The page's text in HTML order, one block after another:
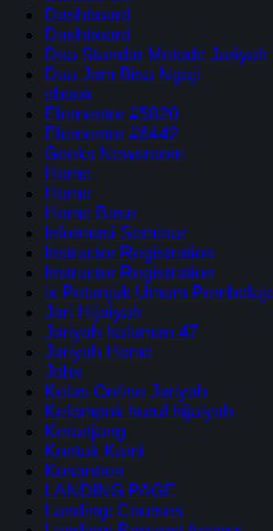
Dashboard
Dashboard
Doa Standar Metode Jariyah
Dua Jam Bisa Ngaji
ebook
Elementor #5820
Elementor #6442
Geeks Newsroom
Home
Home
Home Base
Informasi Seminar
Instructor Registration
Instructor Registration
ix Petunjuk Umum
Jari Hijaiyah
Jariyah halaman 47
Jariyah Home
Jobs
Kelas Online Jariyah
Kelompok huruf hijaiyah
Keranjang
Kontak Kami
Kosantren
LANDING PAGE
Landing: Courses